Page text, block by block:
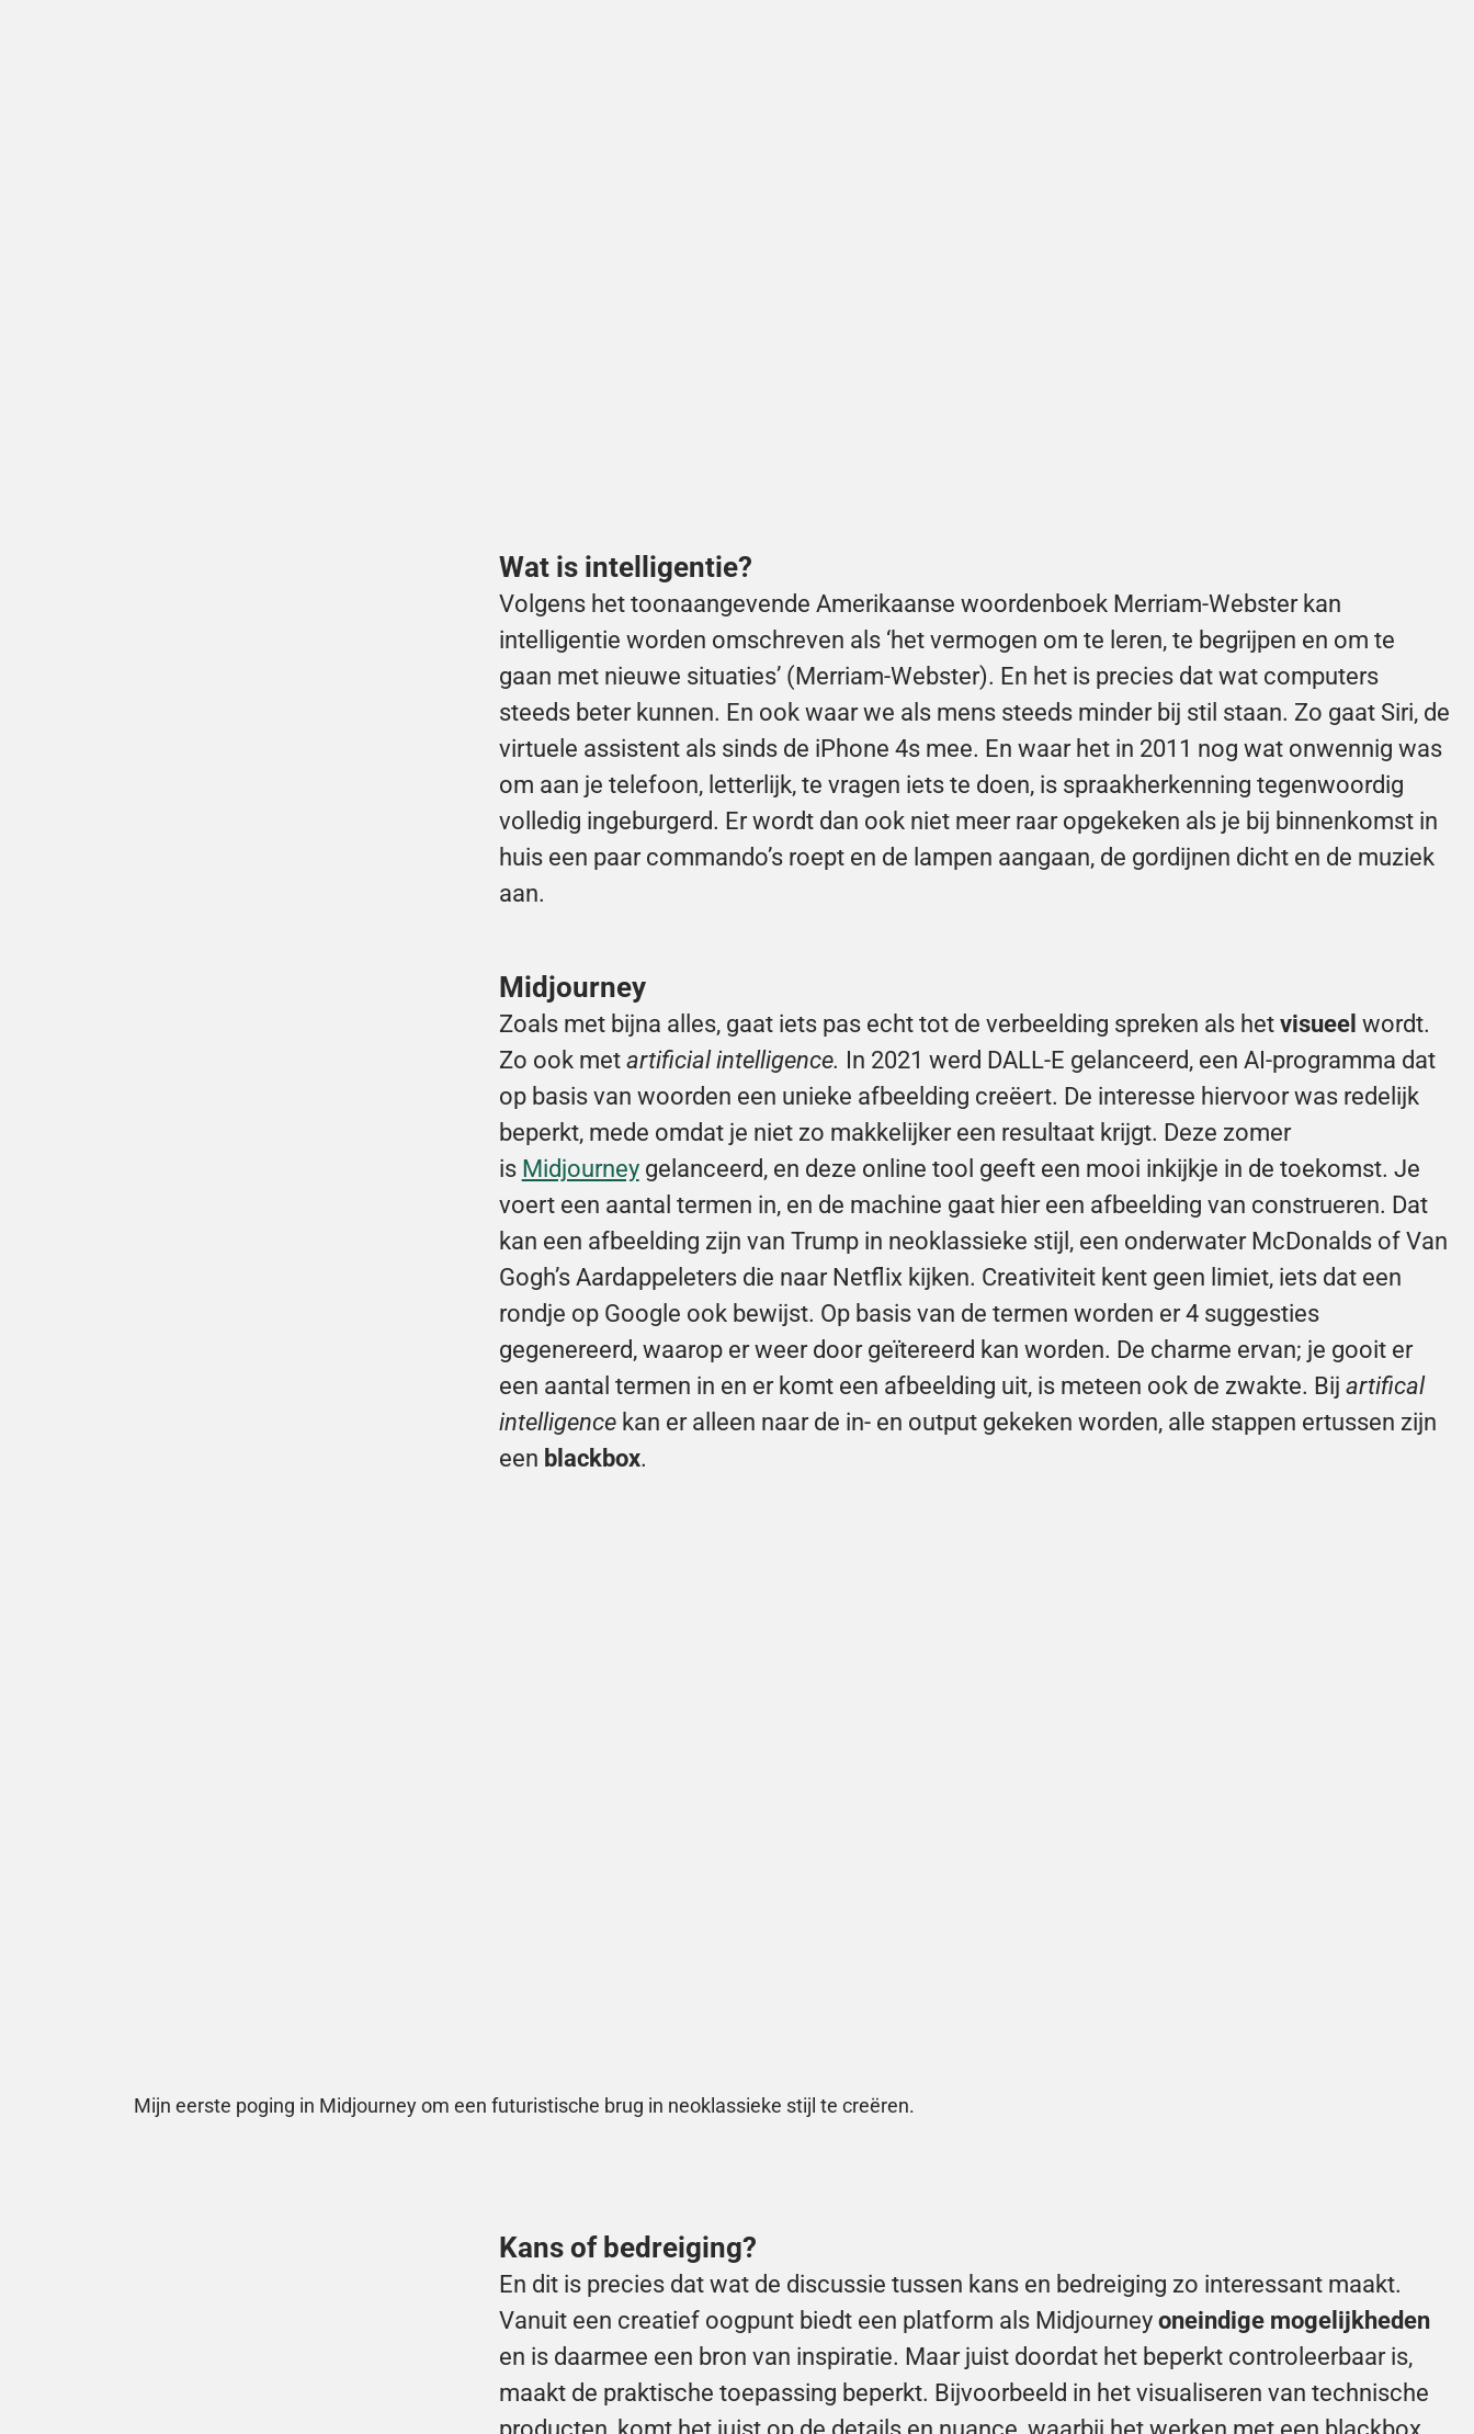
Wat is intelligentie?
Volgens het toonaangevende Amerikaanse woordenboek Merriam-Webster kan
intelligentie worden omschreven als ‘het vermogen om te leren, te begrijpen en om te
gaan met nieuwe situaties’ (Merriam-Webster). En het is precies dat wat computers
steeds beter kunnen. En ook waar we als mens steeds minder bij stil staan. Zo gaat Siri, de
virtuele assistent als sinds de iPhone 4s mee. En waar het in 2011 nog wat onwennig was
om aan je telefoon, letterlijk, te vragen iets te doen, is spraakherkenning tegenwoordig
volledig ingeburgerd. Er wordt dan ook niet meer raar opgekeken als je bij binnenkomst in
huis een paar commando’s roept en de lampen aangaan, de gordijnen dicht en de muziek
aan.
Midjourney
Zoals met bijna alles, gaat iets pas echt tot de verbeelding spreken als het visueel wordt.
Zo ook met artificial intelligence. In 2021 werd DALL-E gelanceerd, een AI-programma dat
op basis van woorden een unieke afbeelding creëert. De interesse hiervoor was redelijk
beperkt, mede omdat je niet zo makkelijker een resultaat krijgt. Deze zomer
is Midjourney gelanceerd, en deze online tool geeft een mooi inkijkje in de toekomst. Je
voert een aantal termen in, en de machine gaat hier een afbeelding van construeren. Dat
kan een afbeelding zijn van Trump in neoklassieke stijl, een onderwater McDonalds of Van
Gogh’s Aardappeleters die naar Netflix kijken. Creativiteit kent geen limiet, iets dat een
rondje op Google ook bewijst. Op basis van de termen worden er 4 suggesties
gegenereerd, waarop er weer door geïtereerd kan worden. De charme ervan; je gooit er
een aantal termen in en er komt een afbeelding uit, is meteen ook de zwakte. Bij artifical
intelligence kan er alleen naar de in- en output gekeken worden, alle stappen ertussen zijn
een blackbox.
Mijn eerste poging in Midjourney om een futuristische brug in neoklassieke stijl te creëren.
Kans of bedreiging?
En dit is precies dat wat de discussie tussen kans en bedreiging zo interessant maakt.
Vanuit een creatief oogpunt biedt een platform als Midjourney oneindige mogelijkheden
en is daarmee een bron van inspiratie. Maar juist doordat het beperkt controleerbaar is,
maakt de praktische toepassing beperkt. Bijvoorbeeld in het visualiseren van technische